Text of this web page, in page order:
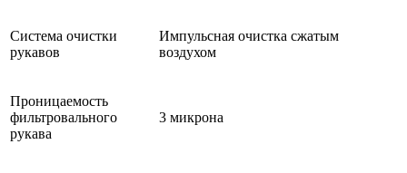
Система очистки
рукавов
Импульсная очистка сжатым
воздухом
Проницаемость
фильтровального
рукава
3 микрона